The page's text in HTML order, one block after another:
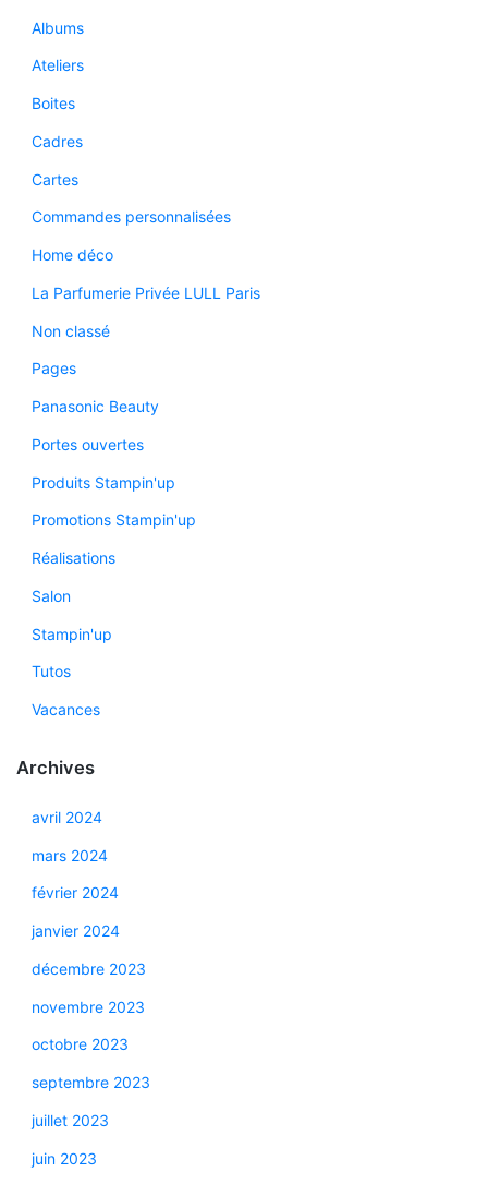
Albums
Ateliers
Boites
Cadres
Cartes
Commandes personnalisées
Home déco
La Parfumerie Privée LULL Paris
Non classé
Pages
Panasonic Beauty
Portes ouvertes
Produits Stampin'up
Promotions Stampin'up
Réalisations
Salon
Stampin'up
Tutos
Vacances
Archives
avril 2024
mars 2024
février 2024
janvier 2024
décembre 2023
novembre 2023
octobre 2023
septembre 2023
juillet 2023
juin 2023